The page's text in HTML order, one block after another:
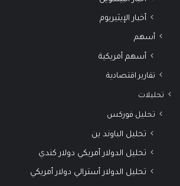
أخبار الإيثيريوم
أسهم
أسهم أمريكية
تقارير اقتصادية
تحليلات
تحليل فوركس
تحليل الباوند ين
تحليل الدولار أمريكي دولار كندي
تحليل الدولار أسترالي دولار أمريكي